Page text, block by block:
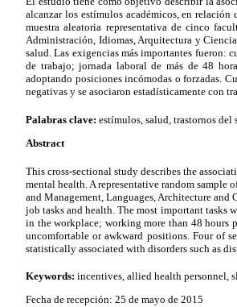
alcanzar los estímulos académicos, en
muestra aleatoria representativa de cinco
Administración, Idiomas, Arquitectura y
salud. Las exigencias más importantes fueron:
de trabajo; jornada laboral de más de 48
adoptando posiciones incómodas o forzadas.
negativas y se asociaron estadísticamente con
Palabras clave: estímulos, salud, trastornos del
Abstract
This cross-sectional study describes the
mental health. A representative random sample
and Management, Languages, Architecture and
job tasks and health. The most important tasks
in the workplace; working more than 48 hours
uncomfortable or awkward positions. Four of
statistically associated with disorders such as
Keywords: incentives, allied health personnel,
Fecha de recepción: 25 de mayo de 2015